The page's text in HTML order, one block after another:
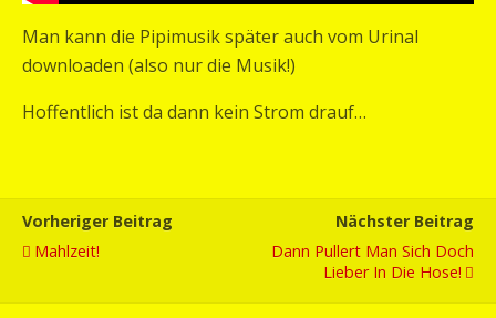
Man kann die Pipimusik später auch vom Urinal
downloaden (also nur die Musik!)
Hoffentlich ist da dann kein Strom drauf…
Vorheriger Beitrag
Mahlzeit!
Nächster Beitrag
Dann Pullert Man Sich Doch
Lieber In Die Hose!